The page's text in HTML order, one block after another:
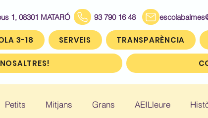
1, 08301 MATARÓ 93 790 16 48
3-18 SERVEIS TRANSPARÈNCIA
Petits Mitjans Grans AEILleure